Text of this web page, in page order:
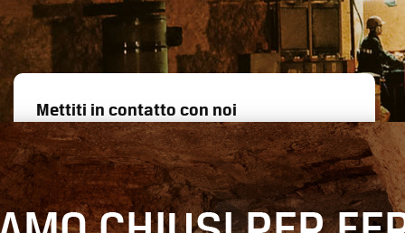
Mettiti in contatto con noi
Siamo a disposizione per informazioni sui nostri
prodotti o richieste di offerta.
Contattaci